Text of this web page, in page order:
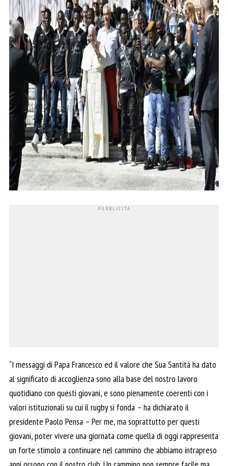
“I messaggi di Papa Francesco ed il valore che Sua Santità ha dato
al significato di accoglienza sono alla base del nostro lavoro
quotidiano con questi giovani, e sono pienamente coerenti con i
valori istituzionali su cui il rugby si fonda – ha dichiarato il
presidente Paolo Pensa – Per me, ma soprattutto per questi
giovani, poter vivere una giornata come quella di oggi rappresenta
un forte stimolo a continuare nel cammino che abbiamo intrapreso